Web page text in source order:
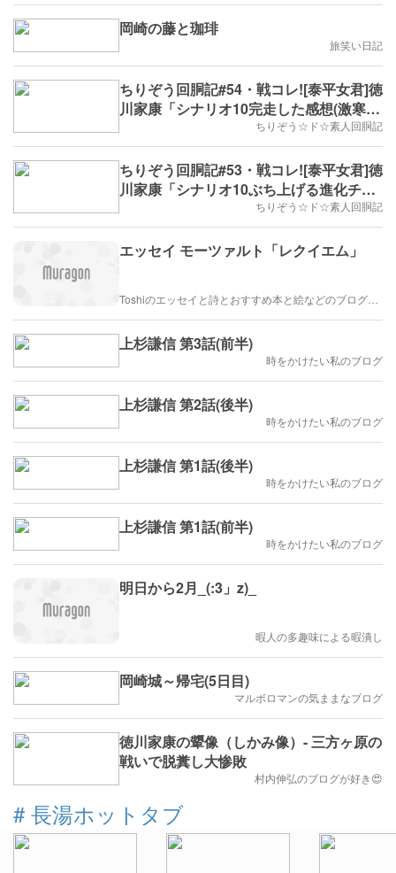
岡崎の藤と珈琲
旅笑い日記
ちりぞう回胴記#54・戦コレ![泰平女君]徳
川家康「シナリオ10完走した感想(激寒ギ
ちりぞう☆ド☆素人回胴記
ちりぞう回胴記#53・戦コレ![泰平女君]徳
川家康「シナリオ10ぶち上げる進化チャ
ちりぞう☆ド☆素人回胴記
エッセイ モーツァルト「レクイエム」
上杉謙信 第3話(前半)
時をかけたい私のブログ
上杉謙信 第2話(後半)
時をかけたい私のブログ
上杉謙信 第1話(後半)
時をかけたい私のブログ
上杉謙信 第1話(前半)
時をかけたい私のブログ
明日から2月_(:3」z)_
暇人の多趣味による暇潰し
岡崎城～帰宅(5日目)
マルボロマンの気ままなブログ
徳川家康の顰像（しかみ像）- 三方ヶ原の
戦いで脱糞し大惨敗
村内伸弘のブログが好き😍
# 長湯ホットタブ